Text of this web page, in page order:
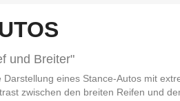
und Breiter"
Darstellung eines Stance-Autos mit
zwischen den breiten Reifen und